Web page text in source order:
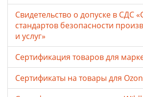
Свидетельство о допуске в СДС
стандартов безопасности
и услуг»
Сертификация товаров для
Cертификаты на товары для Ozon